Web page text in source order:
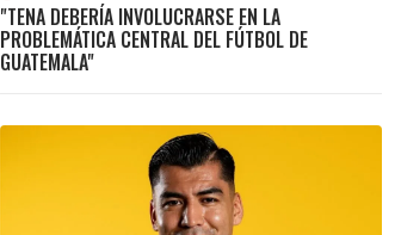
"TENA DEBERÍA INVOLUCRARSE EN LA
PROBLEMÁTICA CENTRAL DEL FÚTBOL DE
GUATEMALA"